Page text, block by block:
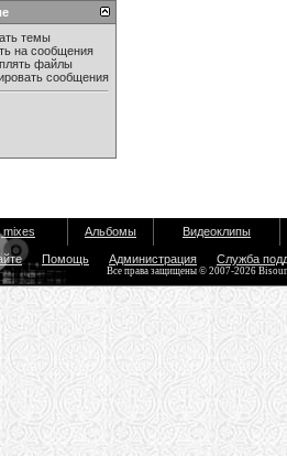
темы
на сообщения
файлы
сообщения
mixes Альбомы Видеоклипы
Помощь Администрация Служба
Все права защищены © 2007-2026